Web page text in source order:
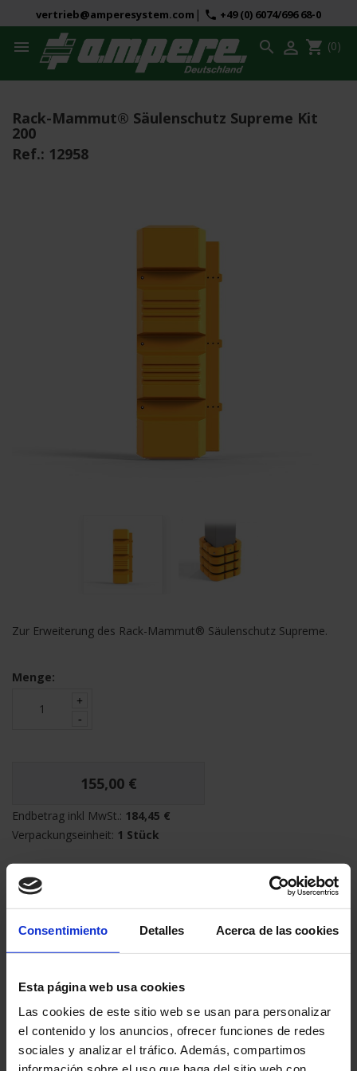
Consentimiento Detalles Acerca de las cookies
Esta página web usa cookies
Las cookies de este sitio web se usan para personalizar
el contenido y los anuncios, ofrecer funciones de redes
sociales y analizar el tráfico. Además, compartimos
vertrieb@amperesystem.com | phone +49 (0) 6074/696 68-0
 shopping_cart (0)


Rack-Mammut® Säulenschutz Supreme Kit
200
Ref.: 12958
Zur Erweiterung des Rack-Mammut® Säulenschutz Supreme.
Menge:
155,00 €
Endbetrag inkl MwSt.: 184,45 €
Verpackungseinheit: 1 Stück
INFORMATIONEN ANFRAGEN
Geschatzte Lieferfrist: 2-3 Tage
Sichere Zahlung
Zufriedenheit garantiert